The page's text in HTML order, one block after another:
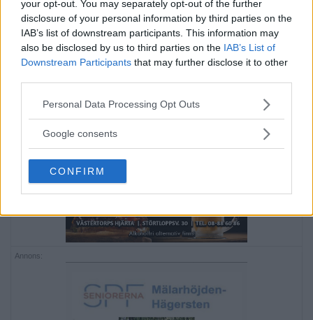
your opt-out. You may separately opt-out of the further
disclosure of your personal information by third parties on the
IAB’s list of downstream participants. This information may
also be disclosed by us to third parties on the IAB’s List of
Downstream Participants that may further disclose it to other
Please note that this website/app uses one or more Google
not limited to your visit or usage behaviour. You may click to
use your data for below specified purposes in below Google
consent section.
Personal Data Processing Opt Outs
Google consents
CONFIRM
i Midsommarkransen
MIDSOMMARKRANSEN
Nu har domen kommit efter det brutala bilrånet
[…]
Publicerad 08:35, 20 juli 2018
Annons: